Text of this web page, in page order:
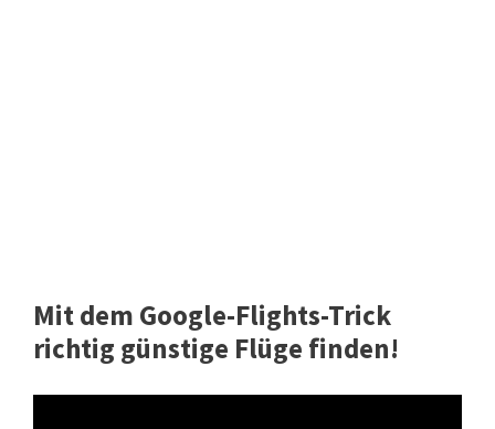
Mit dem Google-Flights-Trick
richtig günstige Flüge finden!